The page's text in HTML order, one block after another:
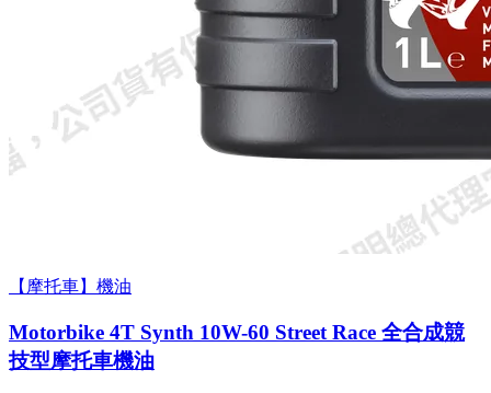
【摩托車】機油
Motorbike 4T Synth 10W-60 Street Race 全合成競
技型摩托車機油